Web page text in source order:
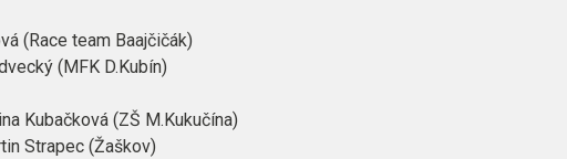
(Race team Baajčičák)
(MFK D.Kubín)
Kubačková (ZŠ M.Kukučína)
Strapec (Žaškov)